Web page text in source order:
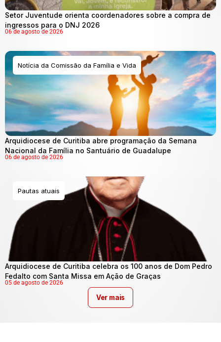
Setor Juventude orienta coordenadores sobre a compra de
ingressos para o DNJ 2026
06 de agosto de 2026
Notícia da Comissão da Família e Vida
Arquidiocese de Curitiba abre programação da Semana
Nacional da Família no Santuário de Guadalupe
06 de agosto de 2026
Pautas atuais
Arquidiocese de Curitiba celebra os 100 anos de Dom Pedro
Fedalto com Santa Missa em Ação de Graças
05 de agosto de 2026
Ver mais